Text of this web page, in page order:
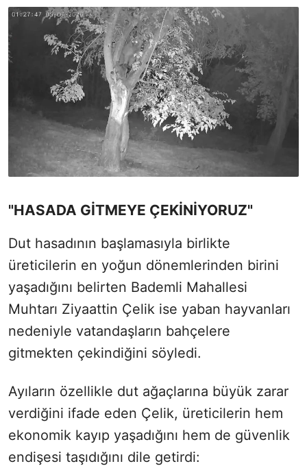
"HASADA GİTMEYE ÇEKİNİYORUZ"
Dut hasadının başlamasıyla birlikte
üreticilerin en yoğun dönemlerinden birini
yaşadığını belirten Bademli Mahallesi
Muhtarı Ziyaattin Çelik ise yaban hayvanları
nedeniyle vatandaşların bahçelere
gitmekten çekindiğini söyledi.
Ayıların özellikle dut ağaçlarına büyük zarar
verdiğini ifade eden Çelik, üreticilerin hem
ekonomik kayıp yaşadığını hem de güvenlik
endişesi taşıdığını dile getirdi: